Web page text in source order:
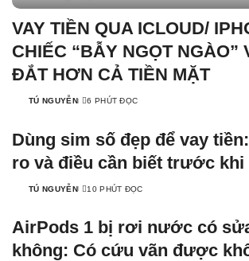
VAY TIỀN QUA ICLOUD/
CHIẾC “BẪY NGỌT NGÀO”
ĐẮT HƠN CẢ TIỀN MẶT
TÚ NGUYỄN 6 PHÚT ĐỌC
Dùng sim số đẹp để vay
ro và điều cần biết trước khi
TÚ NGUYỄN 10 PHÚT ĐỌC
AirPods 1 bị rơi nước có
không: Có cứu vãn được